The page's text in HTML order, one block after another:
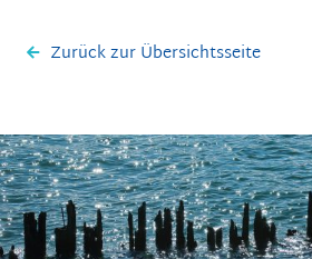
Zurück zur Übersichtsseite